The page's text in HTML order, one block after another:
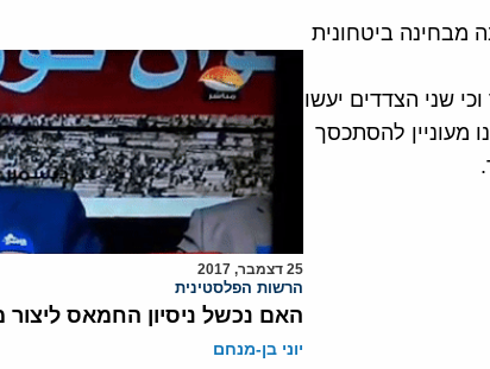
מבחינה ביטחונית
שני הצדדים יעשו
מעוניין להסתכסך
25 דצמבר, 2017
הרשות הפלסטינית
האם נכשל ניסיון החמאס
יוני בן-מנחם